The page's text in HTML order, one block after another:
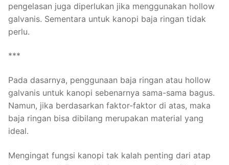
pengelasan juga diperlukan jika menggunakan hollow
galvanis. Sementara untuk kanopi baja ringan tidak
perlu.
***
Pada dasarnya, penggunaan baja ringan atau hollow
galvanis untuk kanopi sebenarnya sama-sama bagus.
Namun, jika berdasarkan faktor-faktor di atas, maka
baja ringan bisa dibilang merupakan material yang
ideal.
Mengingat fungsi kanopi tak kalah penting dari atap